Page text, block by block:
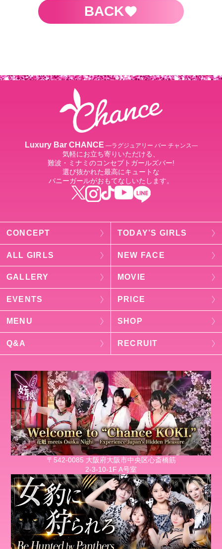
BACK
Luxury Bar CHANCE ―ラグジュアリー バー チャンス―
気軽にお立ち寄りいただける、
難波・ミナミのコンセプトガールズバー!
選び抜かれた最高にキュートな
バニーガールがおもてなしいたします。
CONCEPT TODAY’S GIRLS
ALL GIRLS NEW FACE
GALLERY MOVIE
EVENTS PRICE
MENU SHOP
Q&A RECRUIT
〒542-0085 大阪府大阪市中央区心斎橋筋
2-3-10-1F A号室